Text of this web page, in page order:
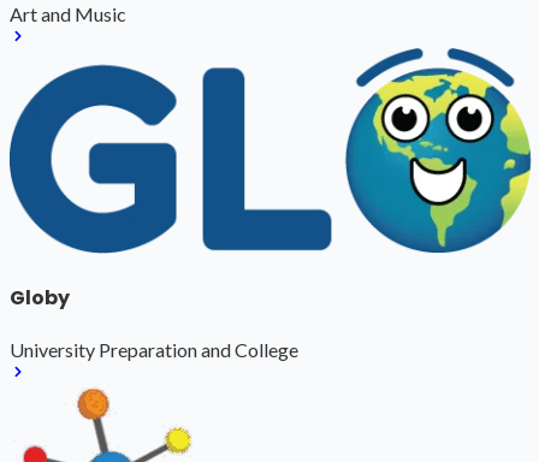
Art and Music
Globy
University Preparation and College